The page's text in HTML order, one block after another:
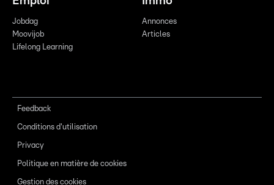
Jobdag
Moovijob
Lifelong Learning
Annonces
Articles
Feedback
Conditions d'utilisation
Privacy
Politique en matière de cookies
Gestion des cookies